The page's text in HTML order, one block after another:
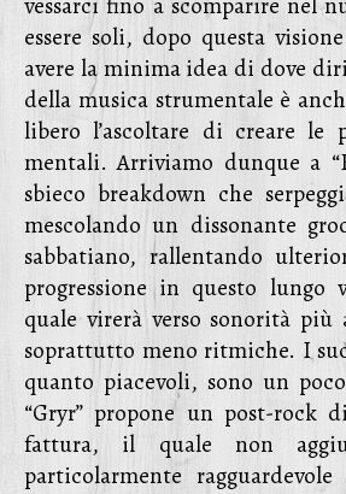
essere soli, dopo questa
avere la minima idea di dove
della musica strumentale è
libero l’ascoltare di creare le
mentali. Arriviamo dunque a
sbieco breakdown che
mescolando un dissonante
sabbatiano, rallentando
progressione in questo lungo
quale virerà verso sonorità più
soprattutto meno ritmiche. I
quanto piacevoli, sono un
“Gryr” propone un post-rock
fattura, il quale non
particolarmente